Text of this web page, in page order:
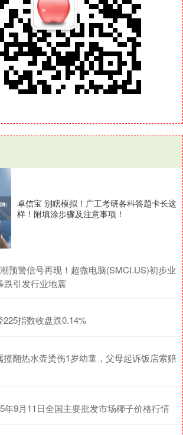
卓信宝 别瞎模拟！广工考研各科答题卡长这
样！附填涂步骤及注意事项！
预警信号再现！超微电脑(SMCI.US)初步业
跌引发行业地震
225指数收盘跌0.14%
撞翻热水壶烫伤1岁幼童，父母起诉饭店索赔
年9月11日全国主要批发市场椰子价格行情